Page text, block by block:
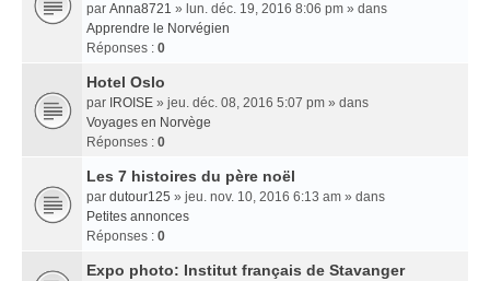
par Anna8721 » lun. déc. 19, 2016 8:06 pm » dans
Apprendre le Norvégien
Réponses : 0
Hotel Oslo
par IROISE » jeu. déc. 08, 2016 5:07 pm » dans
Voyages en Norvège
Réponses : 0
Les 7 histoires du père noël
par dutour125 » jeu. nov. 10, 2016 6:13 am » dans
Petites annonces
Réponses : 0
Expo photo: Institut français de Stavanger